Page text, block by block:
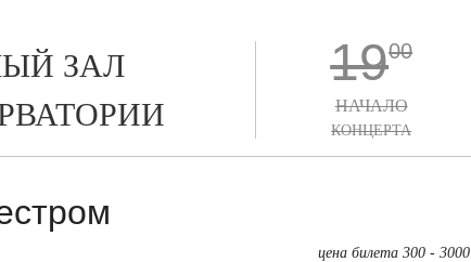
ЗАЛ
1900
НАЧАЛО
КОНЦЕРТА
цена билета 300 - 3000